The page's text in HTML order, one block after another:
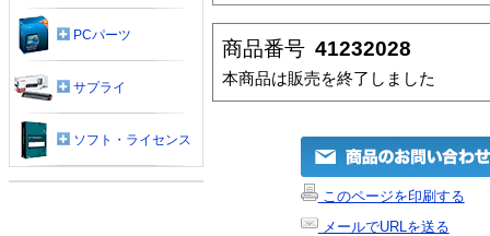
商品番号 41232028
本商品は販売を終了しました
このページを印刷する
メールでURLを送る
PCパーツ
サプライ
ソフト・ライセンス